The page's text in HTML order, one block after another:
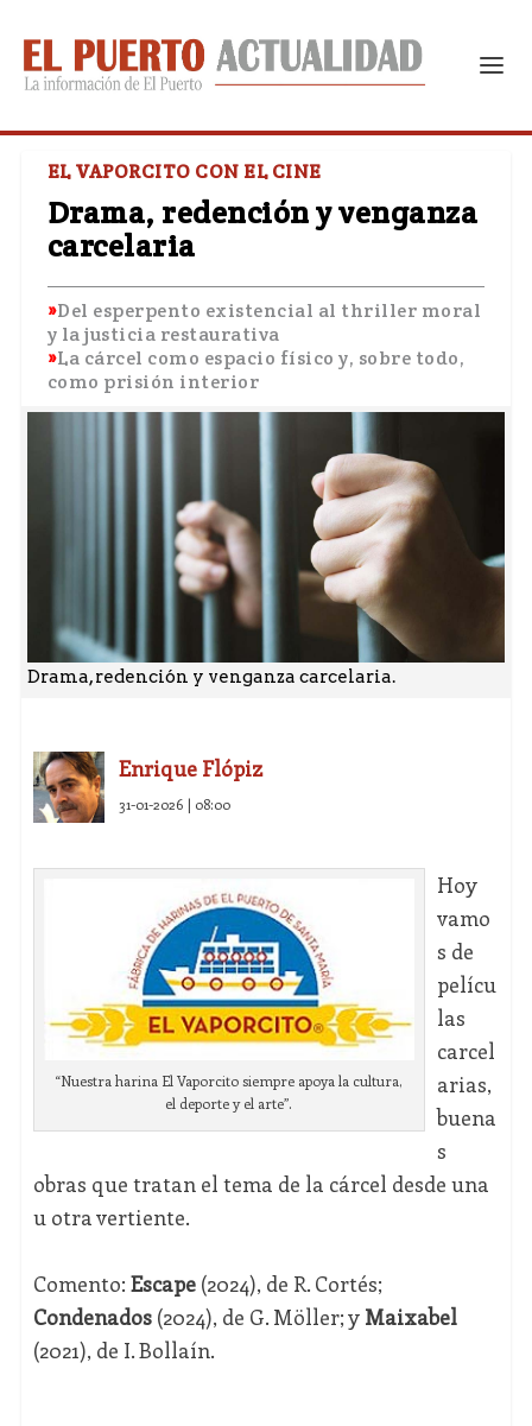
EL VAPORCITO CON EL CINE
Drama, redención y venganza
carcelaria
Del esperpento existencial al thriller moral
y la justicia restaurativa
La cárcel como espacio físico y, sobre todo,
como prisión interior
Drama, redención y venganza carcelaria.
Enrique Flópiz
31-01-2026 | 08:00
“Nuestra harina El Vaporcito siempre apoya la cultura,
el deporte y el arte”.
Hoy
vamo
s de
pelícu
las
carcel
arias,
buena
s
obras que tratan el tema de la cárcel desde una
u otra vertiente.
Comento: Escape(2024), de R. Cortés;
Condenados(2024), de G. Möller; y Maixabel
(2021), de I. Bollaín.